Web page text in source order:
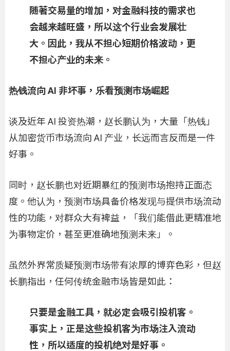
随著交易量的增加，对金融科技的需求也
会越来越旺盛，所以这个行业会发展壮
大。因此，我从不担心短期价格波动，更
不担心产业的未来。
热钱流向 AI 非坏事，乐看预测市场崛起
谈及近年 AI 投资热潮，赵长鹏认为，大量「热钱」
从加密货币市场流向 AI 产业，长远而言反而是一件
好事。
同时，赵长鹏也对近期暴红的预测市场抱持正面态
度。他认为，预测市场具备价格发现与提供市场流动
性的功能，对群众大有裨益，「我们能借此更精准地
为事物定价，甚至更准确地预测未来」。
虽然外界常质疑预测市场带有浓厚的博弈色彩，但赵
长鹏指出，任何传统金融市场皆是如此：
只要是金融工具，就必定会吸引投机客。
事实上，正是这些投机客为市场注入流动
性，所以适度的投机绝对是好事。